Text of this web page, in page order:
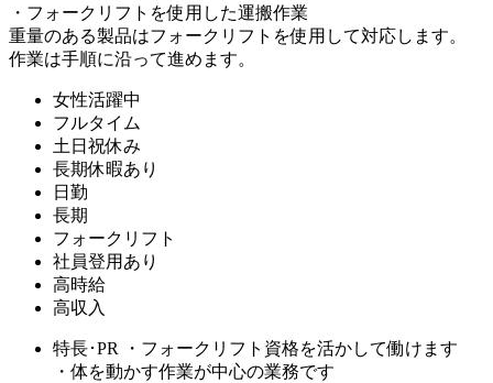
・フォークリフトを使用した運搬作業
重量のある製品はフォークリフトを使用して対応します。
作業は手順に沿って進めます。
女性活躍中
フルタイム
土日祝休み
長期休暇あり
日勤
長期
フォークリフト
社員登用あり
高時給
高収入
特長･PR
・フォークリフト資格を活かして働けます
・体を動かす作業が中心の業務です